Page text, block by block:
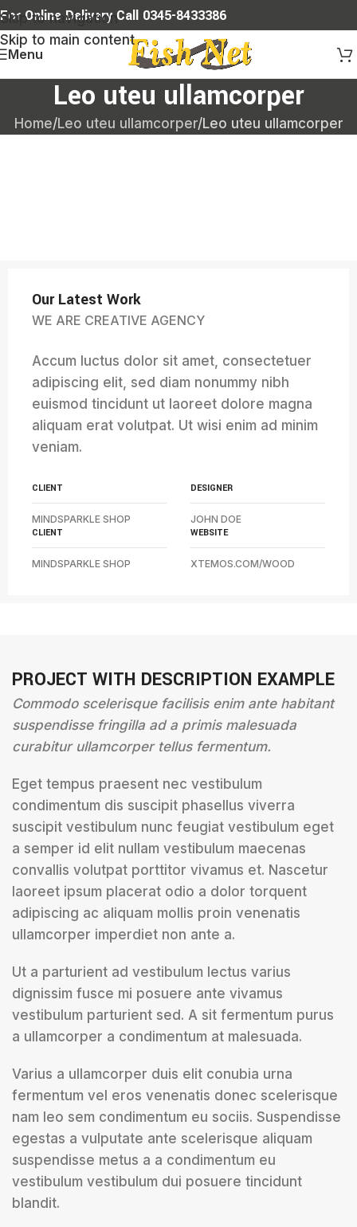
Skip to navigation
Skip to main content
For Online Delivery Call 0345-8433386
Menu
Leo uteu ullamcorper
Home Leo uteu ullamcorper Leo uteu ullamcorper
Our Latest Work
WE ARE CREATIVE AGENCY
Accum luctus dolor sit amet, consectetuer
adipiscing elit, sed diam nonummy nibh
euismod tincidunt ut laoreet dolore magna
aliquam erat volutpat. Ut wisi enim ad minim
veniam.
CLIENT
MINDSPARKLE SHOP
DESIGNER
JOHN DOE
CLIENT
MINDSPARKLE SHOP
WEBSITE
XTEMOS.COM/WOOD
PROJECT WITH DESCRIPTION EXAMPLE
Commodo scelerisque facilisis enim ante habitant
suspendisse fringilla ad a primis malesuada
curabitur ullamcorper tellus fermentum.
Eget tempus praesent nec vestibulum
condimentum dis suscipit phasellus viverra
suscipit vestibulum nunc feugiat vestibulum eget
a semper id elit nullam vestibulum maecenas
convallis volutpat porttitor vivamus et. Nascetur
laoreet ipsum placerat odio a dolor torquent
adipiscing ac aliquam mollis proin venenatis
ullamcorper imperdiet non ante a.
Ut a parturient ad vestibulum lectus varius
dignissim fusce mi posuere ante vivamus
vestibulum parturient sed. A sit fermentum purus
a ullamcorper a condimentum at malesuada.
Varius a ullamcorper duis elit conubia urna
fermentum vel eros venenatis donec scelerisque
nam leo sem condimentum eu sociis. Suspendisse
egestas a vulputate ante scelerisque aliquam
suspendisse metus a a condimentum eu
vestibulum vestibulum dui posuere tincidunt
blandit.